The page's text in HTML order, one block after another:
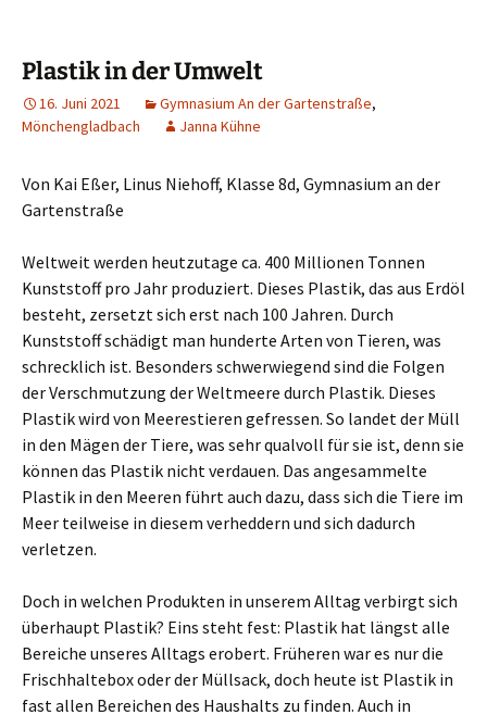
Plastik in der Umwelt
16. Juni 2021 Gymnasium An der Gartenstraße,
Mönchengladbach
Janna Kühne
Von Kai Eßer, Linus Niehoff, Klasse 8d, Gymnasium an der
Gartenstraße
Weltweit werden heutzutage ca. 400 Millionen Tonnen
Kunststoff pro Jahr produziert. Dieses Plastik, das aus Erdöl
besteht, zersetzt sich erst nach 100 Jahren. Durch
Kunststoff schädigt man hunderte Arten von Tieren, was
schrecklich ist. Besonders schwerwiegend sind die Folgen
der Verschmutzung der Weltmeere durch Plastik. Dieses
Plastik wird von Meerestieren gefressen. So landet der Müll
in den Mägen der Tiere, was sehr qualvoll für sie ist, denn sie
können das Plastik nicht verdauen. Das angesammelte
Plastik in den Meeren führt auch dazu, dass sich die Tiere im
Meer teilweise in diesem verheddern und sich dadurch
verletzen.
Doch in welchen Produkten in unserem Alltag verbirgt sich
überhaupt Plastik? Eins steht fest: Plastik hat längst alle
Bereiche unseres Alltags erobert. Früheren war es nur die
Frischhaltebox oder der Müllsack, doch heute ist Plastik in
fast allen Bereichen des Haushalts zu finden. Auch in